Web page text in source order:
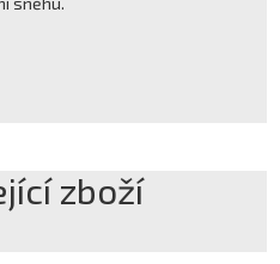
zboží